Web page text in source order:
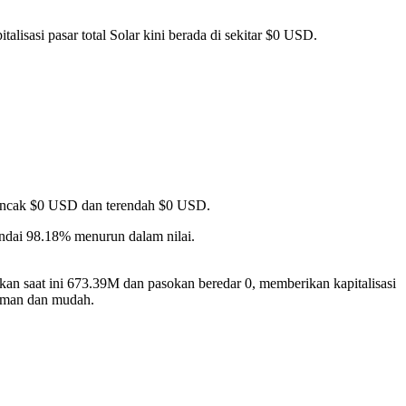
pasar total Solar kini berada di sekitar $0 USD.
$0 USD dan terendah $0 USD.
98.18% menurun dalam nilai.
saat ini 673.39M dan pasokan beredar 0, memberikan kapitalisasi
dan mudah.